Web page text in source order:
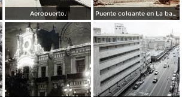
Aeropuerto. Puente colgante en La barranca de Oblatos.